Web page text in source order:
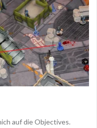
auf die Objectives.